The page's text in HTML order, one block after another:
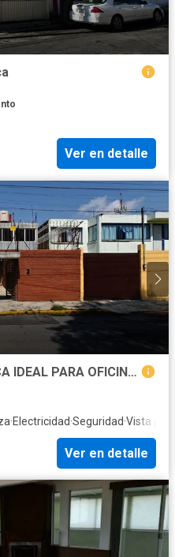
Ver en detalle
CASA EN RENTA EN TOLUCA IDEAL PARA OFICINAS
·Electricidad·Seguridad·Vista
Ver en detalle